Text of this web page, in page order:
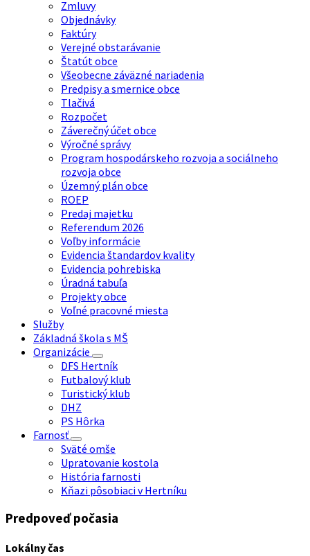
Zmluvy
Objednávky
Faktúry
Verejné obstarávanie
Štatút obce
Všeobecne záväzné nariadenia
Predpisy a smernice obce
Tlačivá
Rozpočet
Záverečný účet obce
Výročné správy
Program hospodárskeho rozvoja a sociálneho
rozvoja obce
Územný plán obce
ROEP
Predaj majetku
Referendum 2026
Voľby informácie
Evidencia štandardov kvality
Evidencia pohrebiska
Úradná tabuľa
Projekty obce
Voľné pracovné miesta
Služby
Základná škola s MŠ
Organizácie
DFS Hertník
Futbalový klub
Turistický klub
DHZ
PS Hôrka
Farnosť
Sväté omše
Upratovanie kostola
História farnosti
Kňazi pôsobiaci v Hertníku
Predpoveď počasia
Lokálny čas